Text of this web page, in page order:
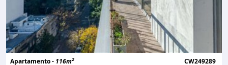
Apartamento - 116m2
CW249289